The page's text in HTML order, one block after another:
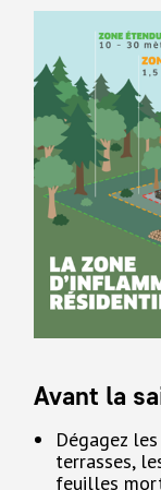
Avant la
Dégagez
terrasses,
feuilles